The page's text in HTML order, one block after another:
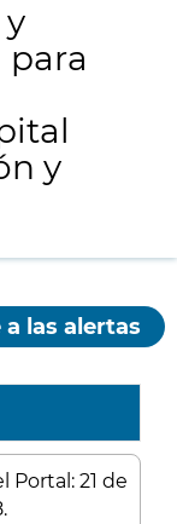
y
a las alertas
Portal: 21 de